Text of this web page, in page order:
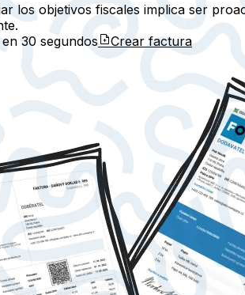
los objetivos fiscales implica ser
30 segundos Crear factura